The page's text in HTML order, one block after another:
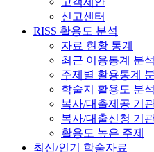
신고센터
RISS 활용도 분석
자료 현황 통계
최근 이용통계 분석
주제별 활용통계
학술지 활용도 분석
복사/대출제공 기
복사/대출신청 기
활용도 높은 주제
최신/인기 학술자료